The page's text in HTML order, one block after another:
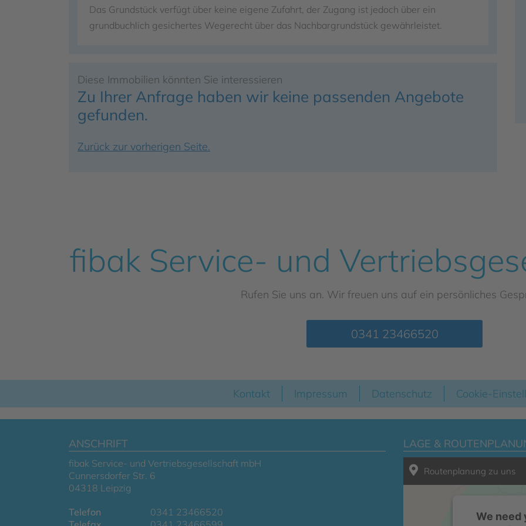
Das Grundstück verfügt über keine eigene Zufahrt, der Zugang ist jedoch über ein
grundbuchlich gesichertes Wegerecht über das Nachbargrundstück gewährleistet.
Diese Immobilien könnten Sie interessieren
Zu Ihrer Anfrage haben wir keine passenden Angebote
gefunden.
Zurück zur vorherigen Seite.
fibak Service- und
Rufen Sie uns an. Wir freuen uns auf ein persönliches
0341 23466520
Kontakt Impressum Datenschutz Cookie-
ANSCHRIFT
fibak Service- und Vertriebsgesellschaft mbH
Cunnersdorfer Str. 6
04318 Leipzig
Telefon
0341 23466520
LAGE &
Routenplanung zu uns
We need